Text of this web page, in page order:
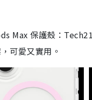
Max 保護殼：
可愛又實用。